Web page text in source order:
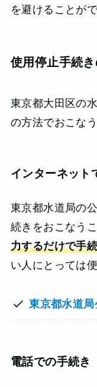
を避けることがで
使用停止手続
東京都大田区の
の方法でおこな
インターネット
東京都水道局の
続きをおこなう
力するだけで手
い人にとっては便
東京都水道局
電話での手続き